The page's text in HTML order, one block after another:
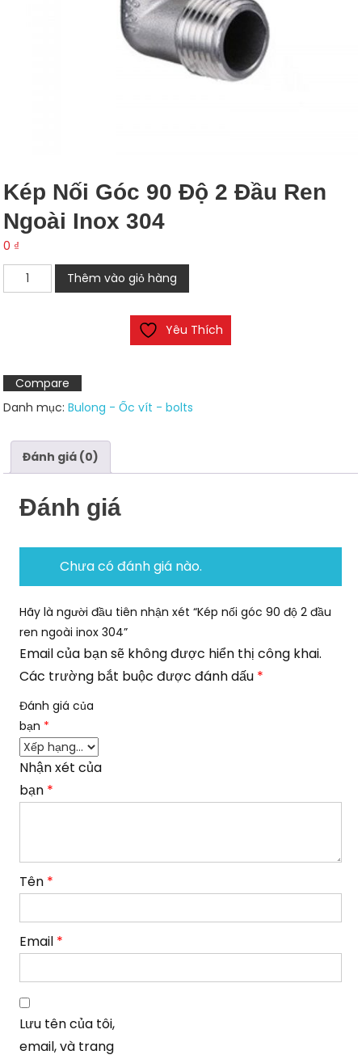
Kép Nối Góc 90 Độ 2 Đầu Ren
Ngoài Inox 304
0 ₫
nối
2
đầu
ren
inox
304
lượng
Thêm vào giỏ hàng
Yêu Thích
Compare
Danh mục:Bulong - Ốc vít - bolts
Đánh giá (0)
Đánh giá
Chưa có đánh giá nào.
Hãy là người đầu tiên nhận xét “Kép nối góc 90 độ 2 đầu
ren ngoài inox 304”
Email của bạn sẽ không được hiển thị công khai.
Các trường bắt buộc được đánh dấu *
Đánh giá của
bạn *
Nhận xét của
bạn *
Tên *
Email *
Lưu tên của tôi,
email, và trang